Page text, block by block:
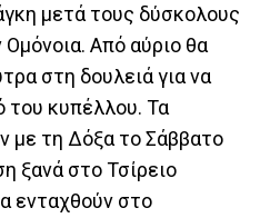
μετά τους δύσκολους
Από αύριο θα
στη δουλειά για να
του κυπέλλου. Τα
με τη Δόξα το Σάββατο
ξανά στο Τσίρειο
ενταχθούν στο